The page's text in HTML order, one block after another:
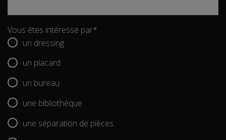
Vous êtes intéressé par*
un dressing
un placard
un bureau
une bibliothèque
une séparation de pièces